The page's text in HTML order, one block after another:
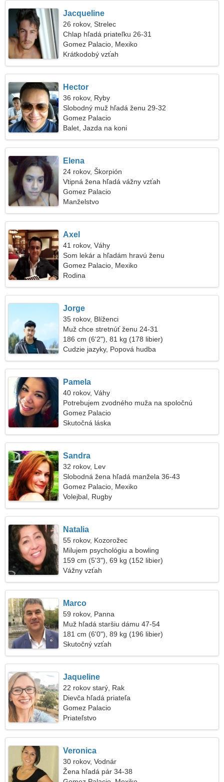
Jacqueline
26 rokov, Strelec
Chlap hľadá priateľku 26-31
Gomez Palacio, Mexiko
Krátkodobý vzťah
Hector
36 rokov, Ryby
Slobodný muž hľadá ženu 29-32
Gomez Palacio
Balet, Jazda na koni
Elena
24 rokov, Škorpión
Vtipná žena hľadá vážny vzťah
Gomez Palacio
Manželstvo
Axel
41 rokov, Váhy
Som lekár a hľadám hravú ženu
Gomez Palacio, Mexiko
Rodina
Jorge
35 rokov, Blíženci
Muž chce stretnúť ženu 24-31
186 cm (6'2"), 81 kg (178 libier)
Cudzie jazyky, Popová hudba
Pamela
40 rokov, Váhy
Potrebujem zvodného muža na spoločnú
prechádzku
Gomez Palacio
Skutočná láska
Sandra
32 rokov, Lev
Slobodná žena hľadá manžela 36-43
Gomez Palacio, Mexiko
Volejbal, Rugby
Natalia
55 rokov, Kozorožec
Milujem psychológiu a bowling
159 cm (5'3"), 69 kg (152 libier)
Vážny vzťah
Marco
59 rokov, Panna
Muž hľadá staršiu dámu 47-54
181 cm (6'0"), 89 kg (196 libier)
Skutočný vzťah
Jaqueline
22 rokov starý, Rak
Dievča hľadá priateľa
Gomez Palacio
Priateľstvo
Veronica
30 rokov, Vodnár
Žena hľadá pár 34-38